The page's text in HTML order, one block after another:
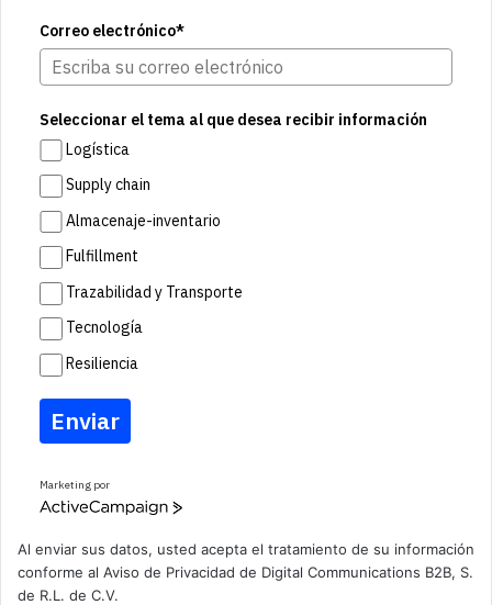
Correo electrónico*
Seleccionar el tema al que desea recibir información
Logística
Supply chain
Almacenaje-inventario
Fulfillment
Trazabilidad y Transporte
Tecnología
Resiliencia
Enviar
Marketing por
A
v
e
Al enviar sus datos, usted acepta el tratamiento de su información
conforme al Aviso de Privacidad de Digital Communications B2B, S.
de R.L. de C.V.